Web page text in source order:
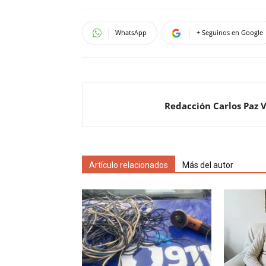
WhatsApp + Seguinos en Google
Redacción Carlos Paz
Artículo relacionados Más del autor